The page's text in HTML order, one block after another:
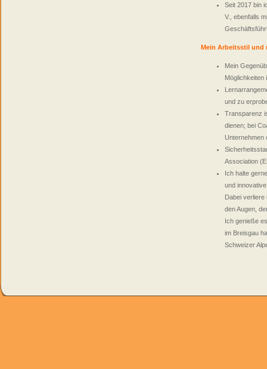
Seit 2017 bin
V., ebenfalls
Mein Arbeitsstil und
Mein
Möglichkeiten
und zu
Transparenz
dienen; bei
Unternehmen
Association
Ich halte
und
Dabei verliere
den Augen,
Ich genieße
im Breisgau
Schweizer